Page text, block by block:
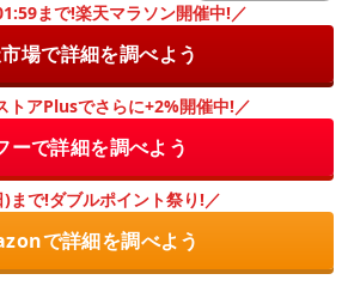
まで!楽天マラソン開催中!／
場で詳細を調べよう
トアPlusでさらに+2%開催中!／
ーで詳細を調べよう
まで!ダブルポイント祭り!／
で詳細を調べよう